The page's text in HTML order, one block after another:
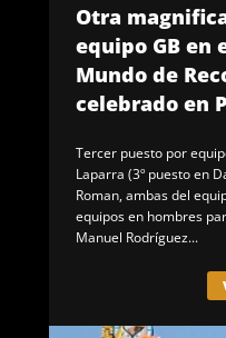
Otra
equipo GB en
Mundo de
celebrado en
Tercer puesto por
Laparra (3º puesto en
Roman, ambas del
equipos en hombres
Manuel Rodríguez...